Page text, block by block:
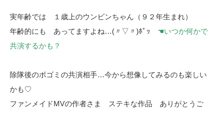
実年齢では １歳上のウンビンちゃん（９２年生まれ）
年齢的にも あってますよね…(〃▽〃)ﾎﾟｯ ☚いつか何かで
共演するかも？
除隊後のボゴミの共演相手…今から想像してみるのも楽しい
かも♡
ファンメイドMVの作者さま ステキな作品 ありがとうご